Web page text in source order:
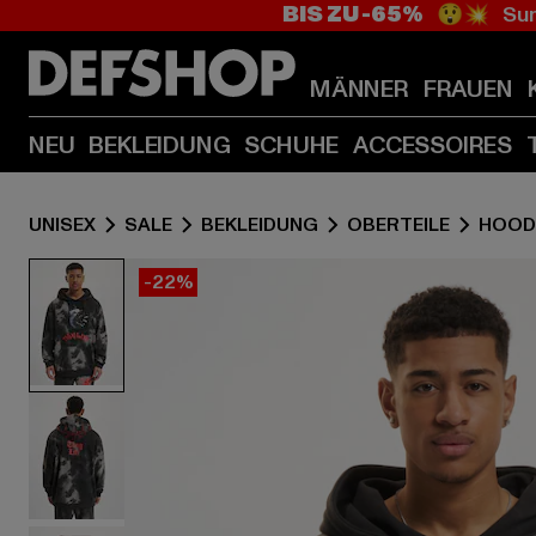
BIS ZU -65% 😲💥
MÄNNER FRAUEN
NEU BEKLEIDUNG SCHUHE ACCESSOIRES
UNISEX SALE BEKLEIDUNG OBERTEILE
-22%